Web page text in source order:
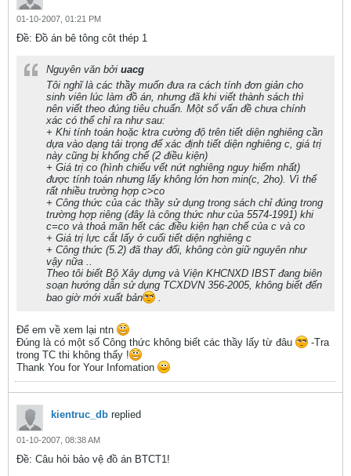
01-10-2007, 01:21 PM
Ðề: Đồ án bê tông côt thép 1
Nguyên văn bởi uacg
Tôi nghĩ là các thầy muốn đưa ra cách tính đơn giản cho
sinh viên lúc làm đồ án, nhưng đã khi viết thành sách thì
nên viết theo đúng tiêu chuẩn. Một số vấn đề chưa chính
xác có thể chỉ ra như sau:
+ Khi tính toán hoặc ktra cường độ trên tiết diện nghiêng cần
dựa vào dạng tải trọng để xác định tiết diện nghiêng c, giá trị
này cũng bị khống chế (2 điều kiện)
+ Giá trị co (hình chiếu vết nứt nghiêng nguy hiểm nhất)
được tính toán nhưng lấy không lớn hơn min(c, 2ho). Vì thế
rất nhiều trường hợp c>co
+ Công thức của các thầy sử dụng trong sách chỉ đúng trong
trường hợp riêng (đây là công thức như của 5574-1991) khi
c=co và thoả mãn hết các điều kiện hạn chế của c và co
+ Giá trị lực cắt lấy ở cuối tiết diện nghiêng c
+ Công thức (5.2) đã thay đổi, không còn giữ nguyên như
vậy nữa ..
Theo tôi biết Bộ Xây dựng và Viện KHCNXD IBST đang biên
soạn hướng dẫn sử dụng TCXDVN 356-2005, không biết đến
bao giờ mới xuất bản
.
Để em về xem lại ntn
Đúng là có một số Công thức không biết các thầy lấy từ đâu
-Tra
trong TC thi không thấy !
Thank You for Your Infomation
kientruc_db replied
01-10-2007, 08:38 AM
Ðề: Câu hỏi bảo vệ đồ án BTCT1!